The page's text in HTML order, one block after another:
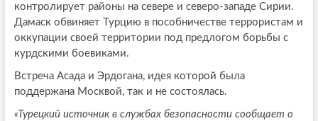
контролирует районы на севере и северо-западе Сирии.
Дамаск обвиняет Турцию в пособничестве террористам и
оккупации своей территории под предлогом борьбы с
курдскими боевиками.
Встреча Асада и Эрдогана, идея которой была
поддержана Москвой, так и не состоялась.
«Турецкий источник в службах безопасности сообщает о